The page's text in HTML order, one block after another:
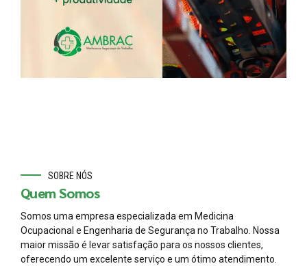
SOBRE NÓS
Quem Somos
Somos uma empresa especializada em Medicina
Ocupacional e Engenharia de Segurança no Trabalho. Nossa
maior missão é levar satisfação para os nossos clientes,
oferecendo um excelente serviço e um ótimo atendimento.